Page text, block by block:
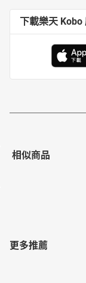
下載樂天 Kobo
相似商品
更多推薦